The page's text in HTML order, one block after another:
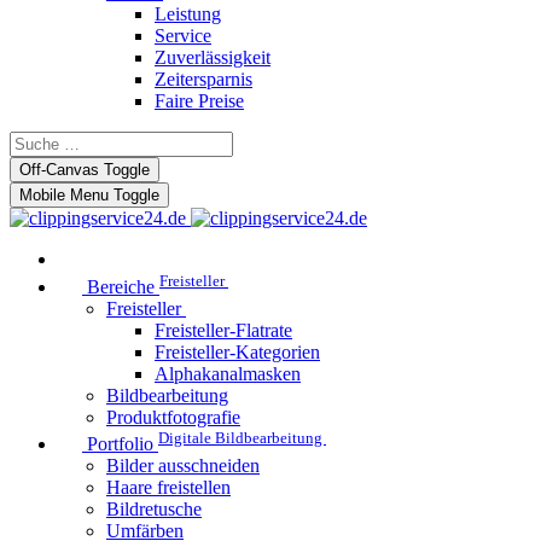
Leistung
Service
Zuverlässigkeit
Zeitersparnis
Faire Preise
Off-Canvas Toggle
Mobile Menu Toggle
Bereiche Freisteller
Freisteller
Freisteller-Flatrate
Freisteller-Kategorien
Alphakanalmasken
Bildbearbeitung
Produktfotografie
Portfolio Digitale Bildbearbeitung
Bilder ausschneiden
Haare freistellen
Bildretusche
Umfärben